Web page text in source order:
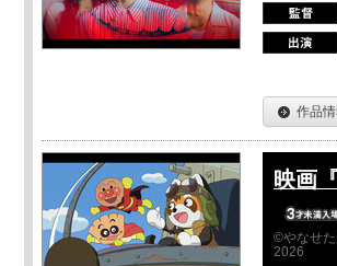
作品
映画
©やなせ
2026